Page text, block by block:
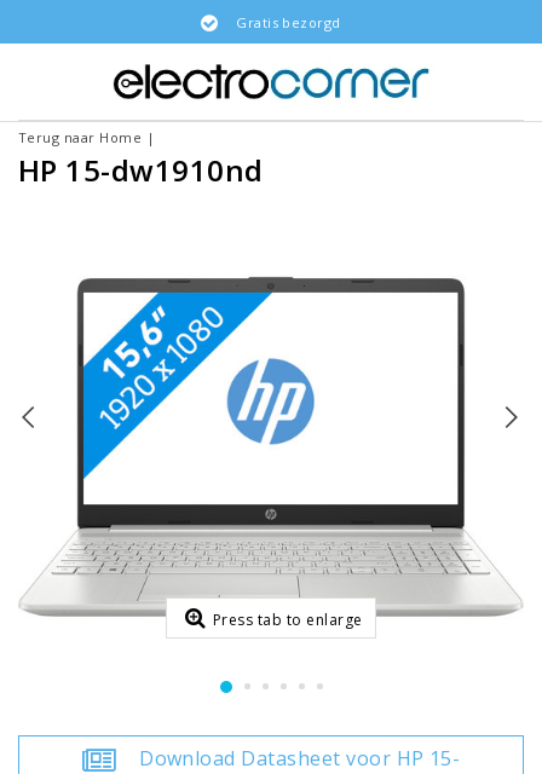
Gratis bezorgd
Terug naar Home |
HP 15-dw1910nd
Press tab to enlarge
Download Datasheet voor HP 15-